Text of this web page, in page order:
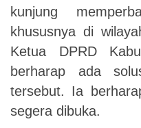
kunjung
khususnya di
Ketua DPRD
berharap ada
tersebut. Ia
segera dibuka.